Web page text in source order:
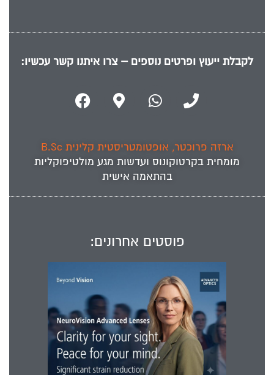
לקבלת ייעוץ ופרטים נוספים – צרו איתנו קשר עכשיו:
ארזה פרוכטר, אופטומטריסטית קלינית B.Sc
מומחית בקרטוקונוס ועדשות מגע מולטיפוקליות
בהתאמה אישית
פוסטים אחרונים: